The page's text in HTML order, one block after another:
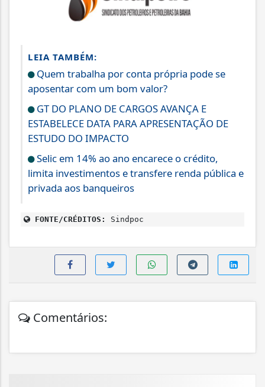
LEIA TAMBÉM:
Quem trabalha por conta própria pode se
aposentar com um bom valor?
GT DO PLANO DE CARGOS AVANÇA E
ESTABELECE DATA PARA APRESENTAÇÃO DE
ESTUDO DO IMPACTO
Selic em 14% ao ano encarece o crédito,
limita investimentos e transfere renda pública e
privada aos banqueiros
FONTE/CRÉDITOS: Sindpoc
Comentários: